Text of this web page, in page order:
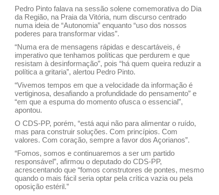
Pedro Pinto falava na sessão solene comemorativa do Dia
da Região, na Praia da Vitória, num discurso centrado
numa ideia de “Autonomia” enquanto “uso dos nossos
poderes para transformar vidas”.
“Numa era de mensagens rápidas e descartáveis, é
imperativo que tenhamos políticas que perdurem e que
resistam à desinformação”, pois “há quem queira reduzir a
política a gritaria”, alertou Pedro Pinto.
“Vivemos tempos em que a velocidade da informação é
vertiginosa, desafiando a profundidade do pensamento” e
“em que a espuma do momento ofusca o essencial”,
apontou.
O CDS-PP, porém, “está aqui não para alimentar o ruído,
mas para construir soluções. Com princípios. Com
valores. Com coração, sempre a favor dos Açorianos”.
“Fomos, somos e continuaremos a ser um partido
responsável”, afirmou o deputado do CDS-PP,
acrescentando que “fomos construtores de pontes, mesmo
quando o mais fácil seria optar pela crítica vazia ou pela
oposição estéril.”